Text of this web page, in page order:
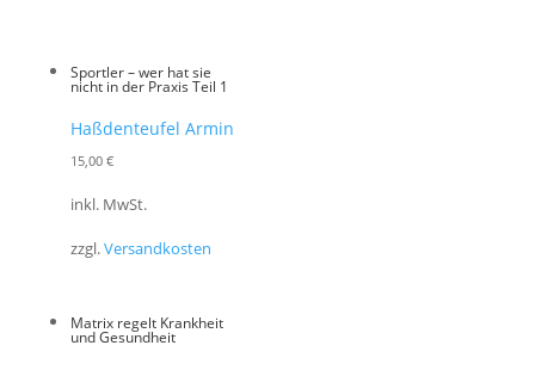
Sportler – wer hat sie
nicht in der Praxis Teil 1
Haßdenteufel Armin
15,00 €
inkl. MwSt.
zzgl.Versandkosten
Matrix regelt Krankheit
und Gesundheit